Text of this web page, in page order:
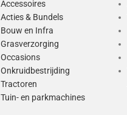
Accessoires
Acties & Bundels
Bouw en Infra
Grasverzorging
Occasions
Onkruidbestrijding
Tractoren
Tuin- en parkmachines